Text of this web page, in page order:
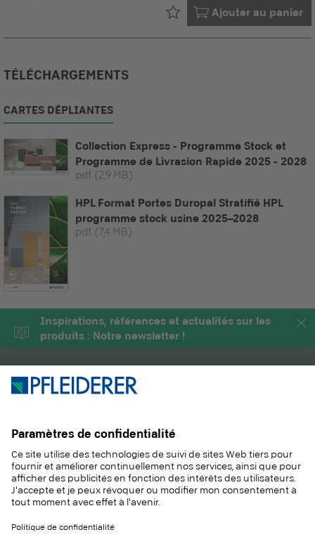
Ajouter au panier
Déjà dans votre
TÉLÉCHARGEMENTS
CARTES DÉPLIANTES
Collection Express - Programme Stock et
Programme de Livrasion Rapide 2025 - 2028
pdf (2,9 MB)
HPL Format Portes Duropal Stratifié HPL
programme stock usine 2025–2028
pdf (7,4 MB)
Inspirations, références et actualités sur les
produits : Notre newsletter !
PRODUITS
SOLUTIONS
DURABILITÉ
MAGAZINE
INFORMATIONS
CONTACT